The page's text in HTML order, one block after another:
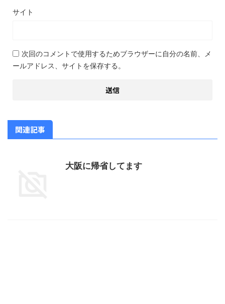
サイト
次回のコメントで使用するためブラウザーに自分の名前、メ
ールアドレス、サイトを保存する。
関連記事
大阪に帰省してます